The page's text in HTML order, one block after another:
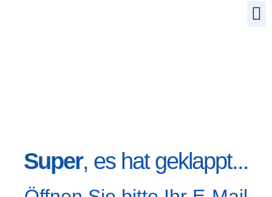
Super, es hat geklappt...